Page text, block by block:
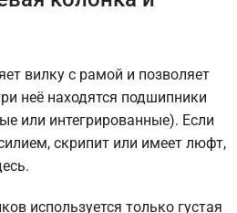
вилку с рамой и позволяет
неё находятся подшипники
или интегрированные). Если
скрипит или имеет люфт,
используется только густая